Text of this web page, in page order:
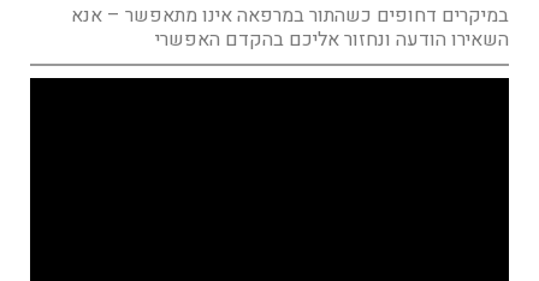
במיקרים דחופים כשהתור במרפאה אינו מתאפשר – אנא
השאירו הודעה ונחזור אליכם בהקדם האפשרי